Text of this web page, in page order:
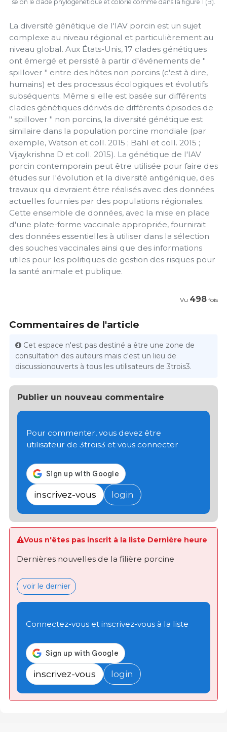
selon le clade phylogénétique et colorié comme dans la figure 1 (B).
La diversité génétique de l'IAV porcin est un sujet
complexe au niveau régional et particulièrement au
niveau global. Aux États-Unis, 17 clades génétiques
ont émergé et persisté à partir d'événements de "
spillover " entre des hôtes non porcins (c'est à dire,
humains) et des processus écologiques et évolutifs
subséquents. Même si elle est basée sur différents
clades génétiques dérivés de différents épisodes de
" spillover " non porcins, la diversité génétique est
similaire dans la population porcine mondiale (par
exemple, Watson et coll. 2015 ; Bahl et coll. 2015 ;
Vijaykrishna D et coll. 2015). La génétique de l'IAV
porcin contemporain peut être utilisée pour faire des
études sur l'évolution et la diversité antigénique, des
travaux qui devraient être réalisés avec des données
actuelles fournies par des populations régionales.
Cette ensemble de données, avec la mise en place
d'une plate-forme vaccinale appropriée, fournirait
des données essentielles à utiliser dans la sélection
des souches vaccinales ainsi que des informations
utiles pour les politiques de gestion des risques pour
la santé animale et publique.
Vu 498 fois
Commentaires de l'article
Cet espace n'est pas destiné a être une zone de
consultation des auteurs mais c'est un lieu de
discussionouverts à tous les utilisateurs de 3trois3.
Publier un nouveau commentaire
Pour commenter, vous devez être
utilisateur de 3trois3 et vous connecter
inscrivez-vous login
Vous n'êtes pas inscrit à la liste Dernière heure
Dernières nouvelles de la filière porcine
voir le dernier
Connectez-vous et inscrivez-vous à la liste
inscrivez-vous login